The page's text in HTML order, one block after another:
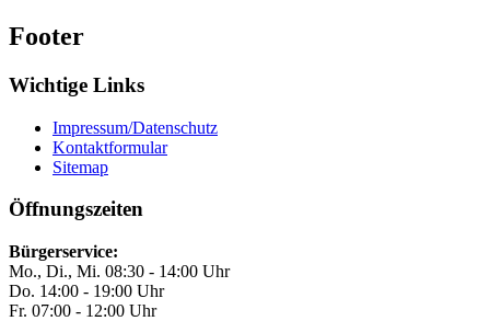
Footer
Wichtige Links
Impressum/Datenschutz
Kontaktformular
Sitemap
Öffnungszeiten
Bürgerservice:
Mo., Di., Mi. 08:30 - 14:00 Uhr
Do. 14:00 - 19:00 Uhr
Fr. 07:00 - 12:00 Uhr